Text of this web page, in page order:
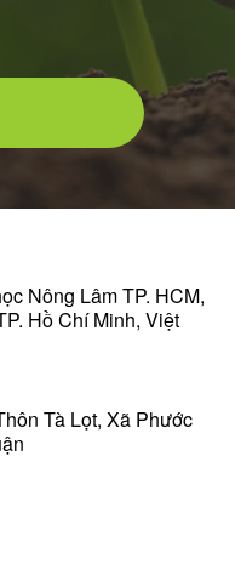
Nông Lâm TP. HCM,
Hồ Chí Minh, Việt
Tà Lọt, Xã Phước